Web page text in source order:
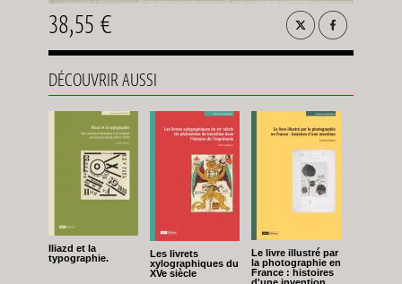
38,55 €
DÉCOUVRIR AUSSI
Iliazd et la
typographie.
Les livrets
xylographiques du
XVe siècle
Le livre illustré par
la photographie en
France : histoires